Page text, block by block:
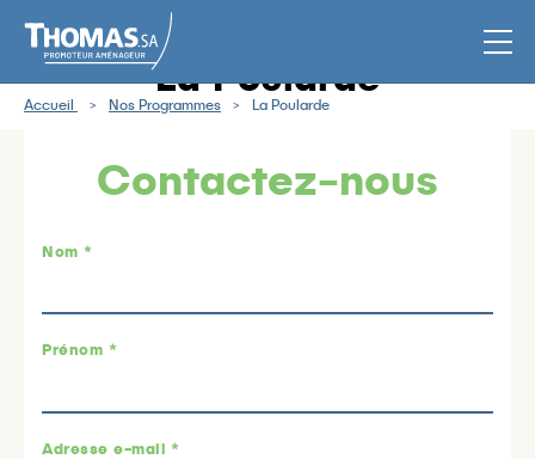
Accueil Nos Programmes La Poularde
La Poularde
Contactez-nous
Nom *
Prénom *
Adresse e-mail *